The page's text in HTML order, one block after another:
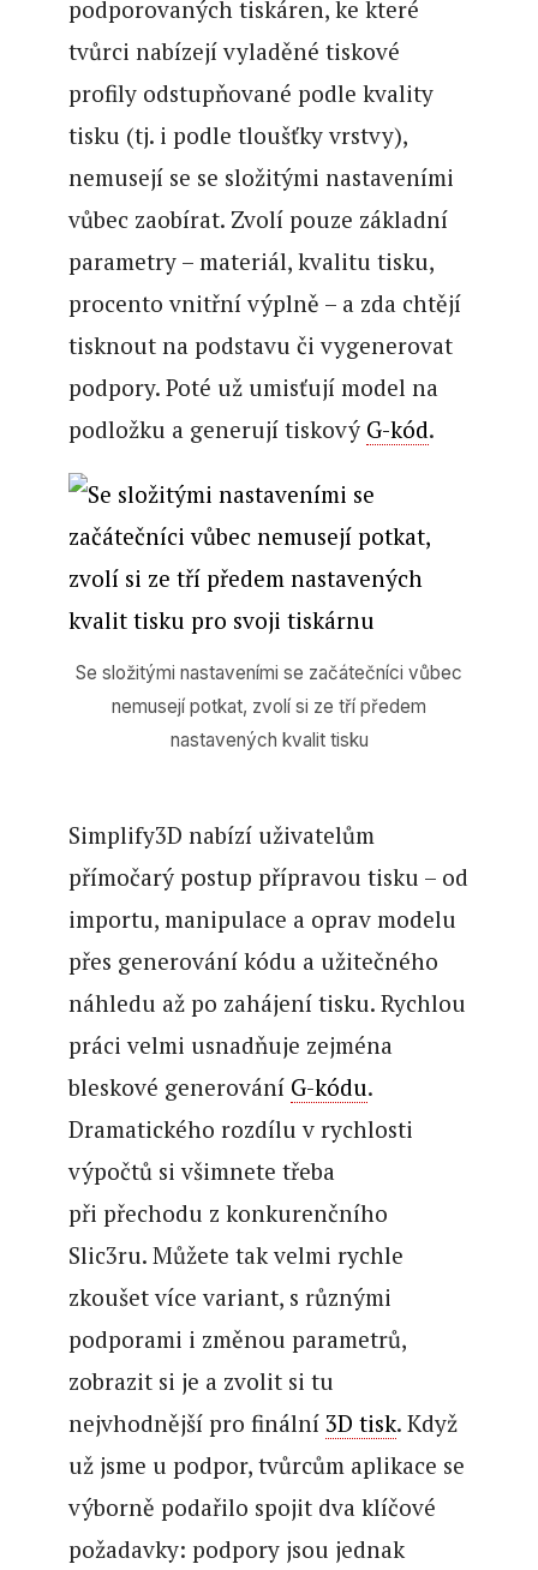
podporovaných tiskáren, ke které
tvůrci nabízejí vyladěné tiskové
profily odstupňované podle kvality
tisku (tj. i podle tloušťky vrstvy),
nemusejí se se složitými nastaveními
vůbec zaobírat. Zvolí pouze základní
parametry – materiál, kvalitu tisku,
procento vnitřní výplně – a zda chtějí
tisknout na podstavu či vygenerovat
podpory. Poté už umisťují model na
podložku a generují tiskový G-kód.
Se složitými nastaveními se začátečníci vůbec
nemusejí potkat, zvolí si ze tří předem
nastavených kvalit tisku
Simplify3D nabízí uživatelům
přímočarý postup přípravou tisku – od
importu, manipulace a oprav modelu
přes generování kódu a užitečného
náhledu až po zahájení tisku. Rychlou
práci velmi usnadňuje zejména
bleskové generování G-kódu.
Dramatického rozdílu v rychlosti
výpočtů si všimnete třeba
při přechodu z konkurenčního
Slic3ru. Můžete tak velmi rychle
zkoušet více variant, s různými
podporami i změnou parametrů,
zobrazit si je a zvolit si tu
nejvhodnější pro finální 3D tisk. Když
už jsme u podpor, tvůrcům aplikace se
výborně podařilo spojit dva klíčové
požadavky: podpory jsou jednak